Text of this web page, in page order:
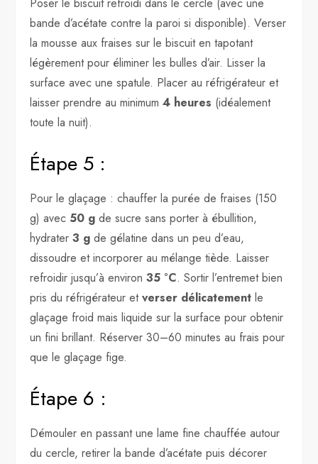
Poser le biscuit refroidi dans le cercle (avec une
bande d’acétate contre la paroi si disponible). Verser
la mousse aux fraises sur le biscuit en tapotant
légèrement pour éliminer les bulles d’air. Lisser la
surface avec une spatule. Placer au réfrigérateur et
laisser prendre au minimum4 heures (idéalement
toute la nuit).
Étape 5 :
Pour le glaçage : chauffer la purée de fraises (150
g) avec 50 g de sucre sans porter à ébullition,
hydrater3 g de gélatine dans un peu d’eau,
dissoudre et incorporer au mélange tiède. Laisser
refroidir jusqu’à environ35 °C. Sortir l’entremet bien
pris du réfrigérateur etverser délicatement le
glaçage froid mais liquide sur la surface pour obtenir
un fini brillant. Réserver 30–60 minutes au frais pour
que le glaçage fige.
Étape 6 :
Démouler en passant une lame fine chauffée autour
du cercle, retirer la bande d’acétate puis décorer